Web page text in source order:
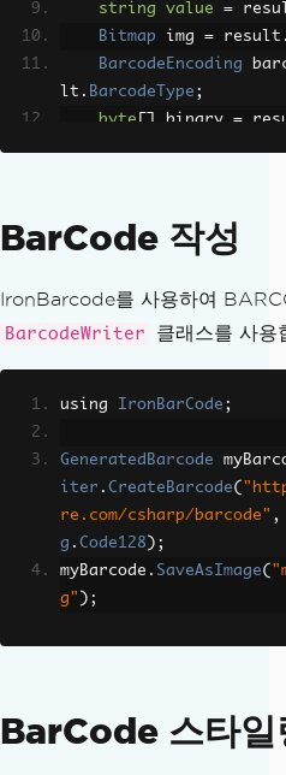
string
value =
Bitmap img = result .
BarcodeEncoding
lt . BarcodeType ;
byte [] binary =
// or from a multi-page
BarcodeResults
codeReader
.Read(
e.tiff", new
ExpectBarcodeTypes
Code128
Multithreaded
RemoveFalsePositive
BarCode 작성
IronBarcode를 사용하여
BarcodeWriter 클래스를 사용
using IronBarCode ;
GeneratedBarcode
iter . CreateBarcode(
re.com/csharp/barcode" ,
g . Code128 );
myBarcode . SaveAsImage(
g" );
BarCode 스타일